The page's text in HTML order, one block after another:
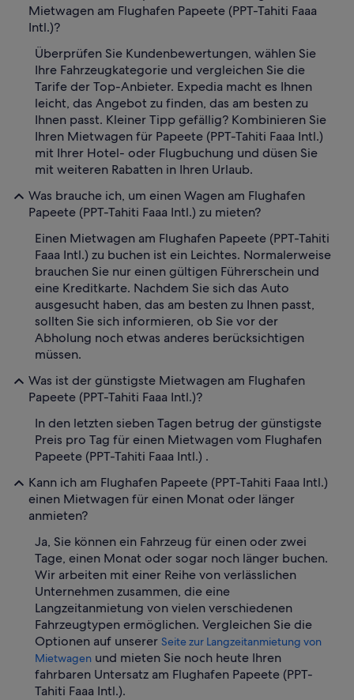
Mietwagen am Flughafen Papeete (PPT-Tahiti Faaa
Intl.)?
Überprüfen Sie Kundenbewertungen, wählen Sie
Ihre Fahrzeugkategorie und vergleichen Sie die
Tarife der Top-Anbieter. Expedia macht es Ihnen
leicht, das Angebot zu finden, das am besten zu
Ihnen passt. Kleiner Tipp gefällig? Kombinieren Sie
Ihren Mietwagen für Papeete (PPT-Tahiti Faaa Intl.)
mit Ihrer Hotel- oder Flugbuchung und düsen Sie
mit weiteren Rabatten in Ihren Urlaub.
Was brauche ich, um einen Wagen am Flughafen
Papeete (PPT-Tahiti Faaa Intl.) zu mieten?
Einen Mietwagen am Flughafen Papeete (PPT-Tahiti
Faaa Intl.) zu buchen ist ein Leichtes. Normalerweise
brauchen Sie nur einen gültigen Führerschein und
eine Kreditkarte. Nachdem Sie sich das Auto
ausgesucht haben, das am besten zu Ihnen passt,
sollten Sie sich informieren, ob Sie vor der
Abholung noch etwas anderes berücksichtigen
müssen.
Was ist der günstigste Mietwagen am Flughafen
Papeete (PPT-Tahiti Faaa Intl.)?
In den letzten sieben Tagen betrug der günstigste
Preis pro Tag für einen Mietwagen vom Flughafen
Papeete (PPT-Tahiti Faaa Intl.) .
Kann ich am Flughafen Papeete (PPT-Tahiti Faaa Intl.)
einen Mietwagen für einen Monat oder länger
anmieten?
Ja, Sie können ein Fahrzeug für einen oder zwei
Tage, einen Monat oder sogar noch länger buchen.
Wir arbeiten mit einer Reihe von verlässlichen
Unternehmen zusammen, die eine
Langzeitanmietung von vielen verschiedenen
Fahrzeugtypen ermöglichen. Vergleichen Sie die
Optionen auf unserer Seite zur Langzeitanmietung von
Mietwagen und mieten Sie noch heute Ihren
fahrbaren Untersatz am Flughafen Papeete (PPT-
Tahiti Faaa Intl.).